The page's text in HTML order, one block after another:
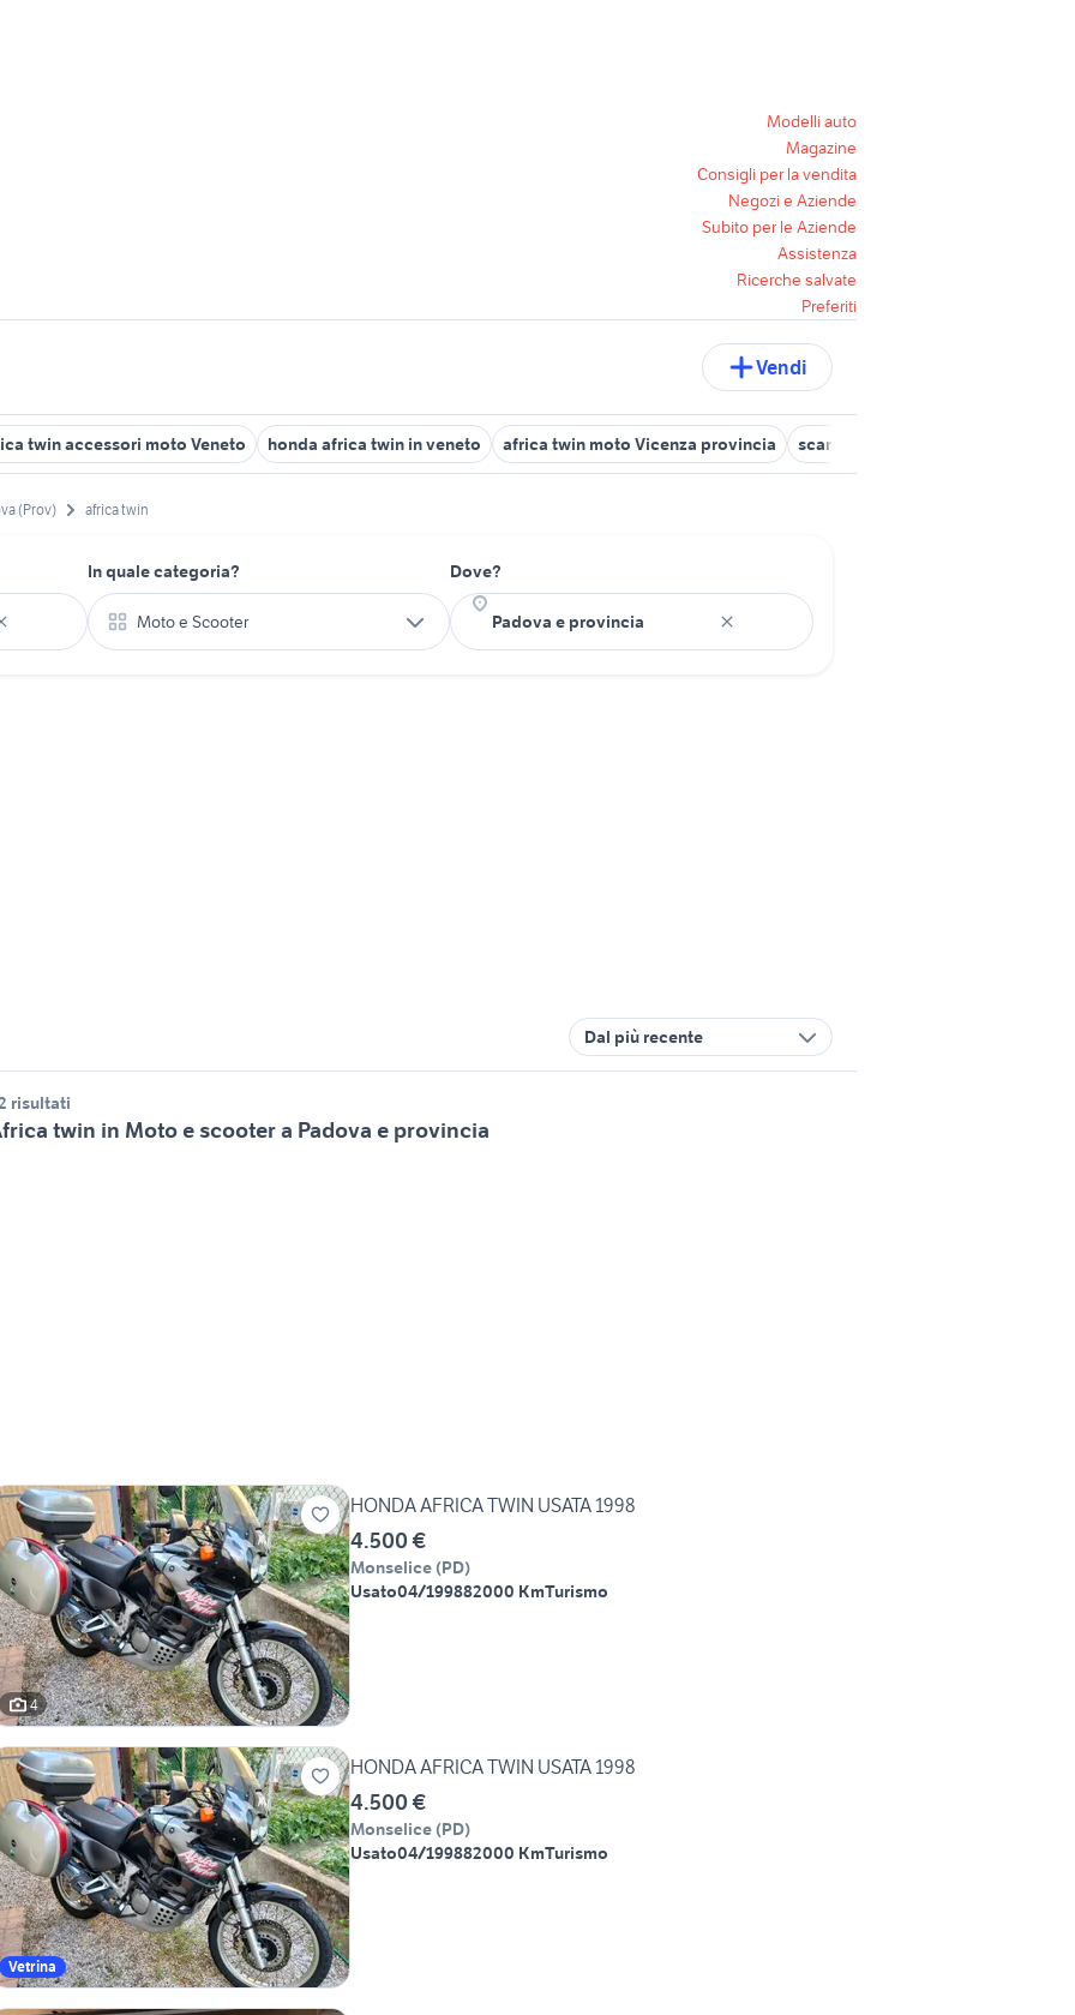
Modelli auto
Magazine
Consigli per la vendita
Negozi e Aziende
Subito per le Aziende
Assistenza
Ricerche salvate
Preferiti
Vendi
twin accessori moto Veneto honda africa twin in veneto africa twin moto Vicenza provincia scarico africa twin 1000 usato
(Prov) africa twin
In quale categoria?
Moto e Scooter
Dove?
Dal più recente
risultati
twin in Moto e scooter a Padova e provincia
4
HONDA AFRICA TWIN USATA 1998
4.500 €
Monselice (PD)
Usato04/199882000 KmTurismo
Vetrina
HONDA AFRICA TWIN USATA 1998
4.500 €
Monselice (PD)
Usato04/199882000 KmTurismo